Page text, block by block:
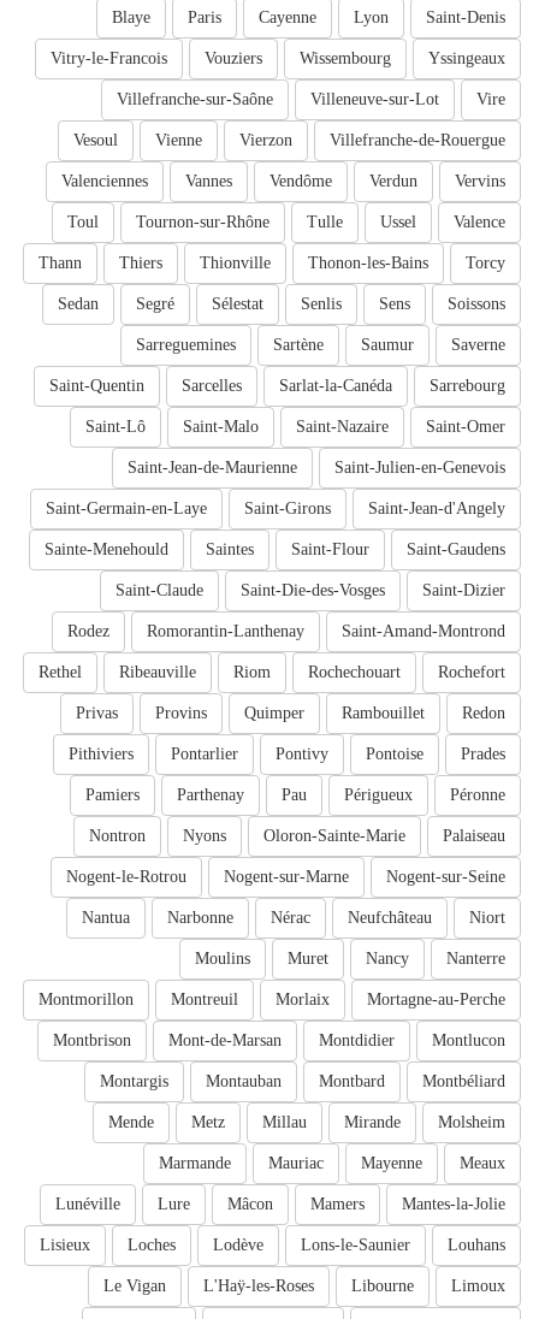
Saint-Denis
Lyon
Cayenne
Paris
Blaye
Yssingeaux
Wissembourg
Vouziers
Vitry-le-Francois
Vire
Villeneuve-sur-Lot
Villefranche-sur-Saône
Villefranche-de-Rouergue
Vierzon
Vienne
Vesoul
Vervins
Verdun
Vendôme
Vannes
Valenciennes
Valence
Ussel
Tulle
Tournon-sur-Rhône
Toul
Torcy
Thonon-les-Bains
Thionville
Thiers
Thann
Soissons
Sens
Senlis
Sélestat
Segré
Sedan
Saverne
Saumur
Sartène
Sarreguemines
Sarrebourg
Sarlat-la-Canéda
Sarcelles
Saint-Quentin
Saint-Omer
Saint-Nazaire
Saint-Malo
Saint-Lô
Saint-Julien-en-Genevois
Saint-Jean-de-Maurienne
Saint-Jean-d'Angely
Saint-Girons
Saint-Germain-en-Laye
Saint-Gaudens
Saint-Flour
Saintes
Sainte-Menehould
Saint-Dizier
Saint-Die-des-Vosges
Saint-Claude
Saint-Amand-Montrond
Romorantin-Lanthenay
Rodez
Rochefort
Rochechouart
Riom
Ribeauville
Rethel
Redon
Rambouillet
Quimper
Provins
Privas
Prades
Pontoise
Pontivy
Pontarlier
Pithiviers
Péronne
Périgueux
Pau
Parthenay
Pamiers
Palaiseau
Oloron-Sainte-Marie
Nyons
Nontron
Nogent-sur-Seine
Nogent-sur-Marne
Nogent-le-Rotrou
Niort
Neufchâteau
Nérac
Narbonne
Nantua
Nanterre
Nancy
Muret
Moulins
Mortagne-au-Perche
Morlaix
Montreuil
Montmorillon
Montlucon
Montdidier
Mont-de-Marsan
Montbrison
Montbéliard
Montbard
Montauban
Montargis
Molsheim
Mirande
Millau
Metz
Mende
Meaux
Mayenne
Mauriac
Marmande
Mantes-la-Jolie
Mamers
Mâcon
Lure
Lunéville
Louhans
Lons-le-Saunier
Lodève
Loches
Lisieux
Limoux
Libourne
L'Haÿ-les-Roses
Le Vigan